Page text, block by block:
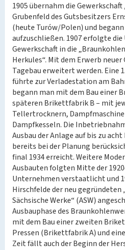
1905 übernahm die Gewerkschaft
Grubenfeld des Gutsbesitzers
(heute Turów/Polen) und
aufzuschließen. 1907 erfolgte
Gewerkschaft in die
Herkules“. Mit dem Erwerb
Tagebau erweitert werden. Eine
führte zur Verladestation am
begann man mit dem Bau einer
späteren Brikettfabrik B – mit
Tellertrocknern,
Dampfkesseln. Die
Ausbau der Anlage auf bis zu
bereits bei der Planung
final 1934 erreicht. Weitere
Ausbauten folgten Mitte der
Unternehmen verstaatlicht und
Hirschfelde der neu
Sächsische Werke“ (ASW)
Ausbauphase des
mit dem Bau einer zweiten
Pressen (Brikettfabrik A) und
Zeit fällt auch der Beginn der